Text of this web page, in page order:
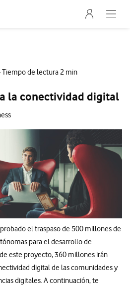
Menu
Abre
Tiempo de lectura 2 min
la conectividad digital
el traspaso de 500 millones de
para el desarrollo de
este proyecto, 360 millones irán
digital de las comunidades y
digitales. A continuación, te